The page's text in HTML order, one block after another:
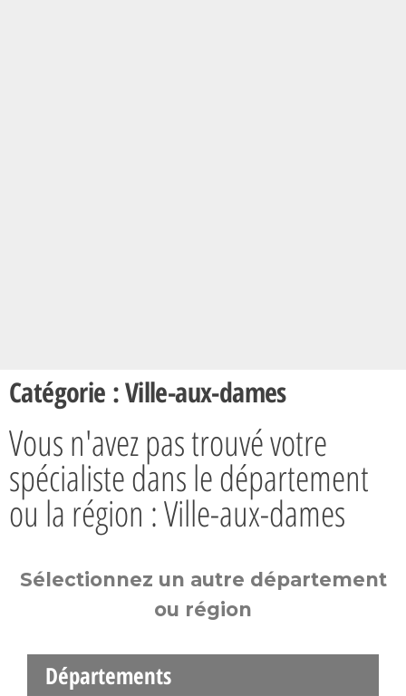
Catégorie : Ville-aux-dames
Vous n'avez pas trouvé votre
spécialiste dans le département
ou la région : Ville-aux-dames
Sélectionnez un autre département
ou région
Départements